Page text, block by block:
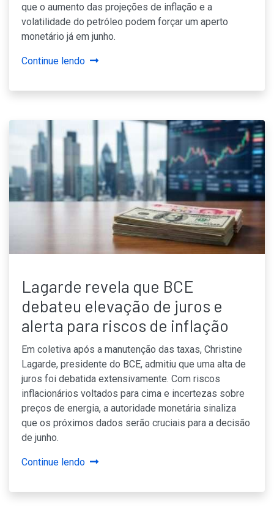
que o aumento das projeções de inflação e a
volatilidade do petróleo podem forçar um aperto
monetário já em junho.
Continue lendo
Lagarde revela que BCE
debateu elevação de juros e
alerta para riscos de inflação
Em coletiva após a manutenção das taxas, Christine
Lagarde, presidente do BCE, admitiu que uma alta de
juros foi debatida extensivamente. Com riscos
inflacionários voltados para cima e incertezas sobre
preços de energia, a autoridade monetária sinaliza
que os próximos dados serão cruciais para a decisão
de junho.
Continue lendo